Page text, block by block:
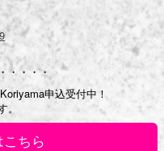
・・・・
申込受付中！
ちら